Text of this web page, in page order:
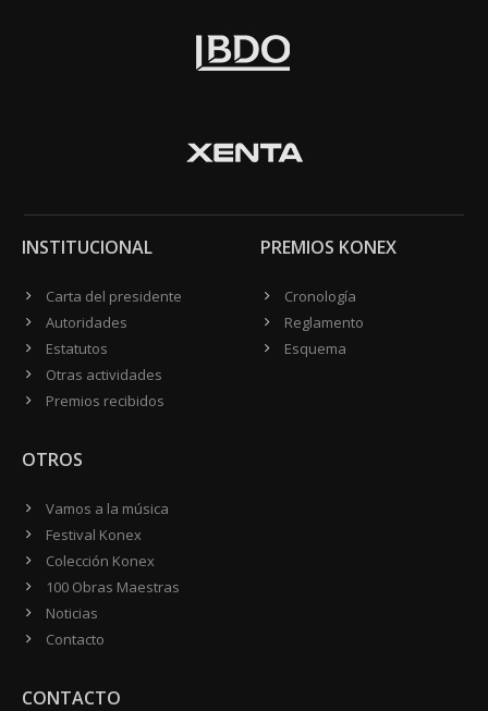
INSTITUCIONAL
Carta del presidente
Autoridades
Estatutos
Otras actividades
Premios recibidos
PREMIOS KONEX
Cronología
Reglamento
Esquema
OTROS
Vamos a la música
Festival Konex
Colección Konex
100 Obras Maestras
Noticias
Contacto
CONTACTO